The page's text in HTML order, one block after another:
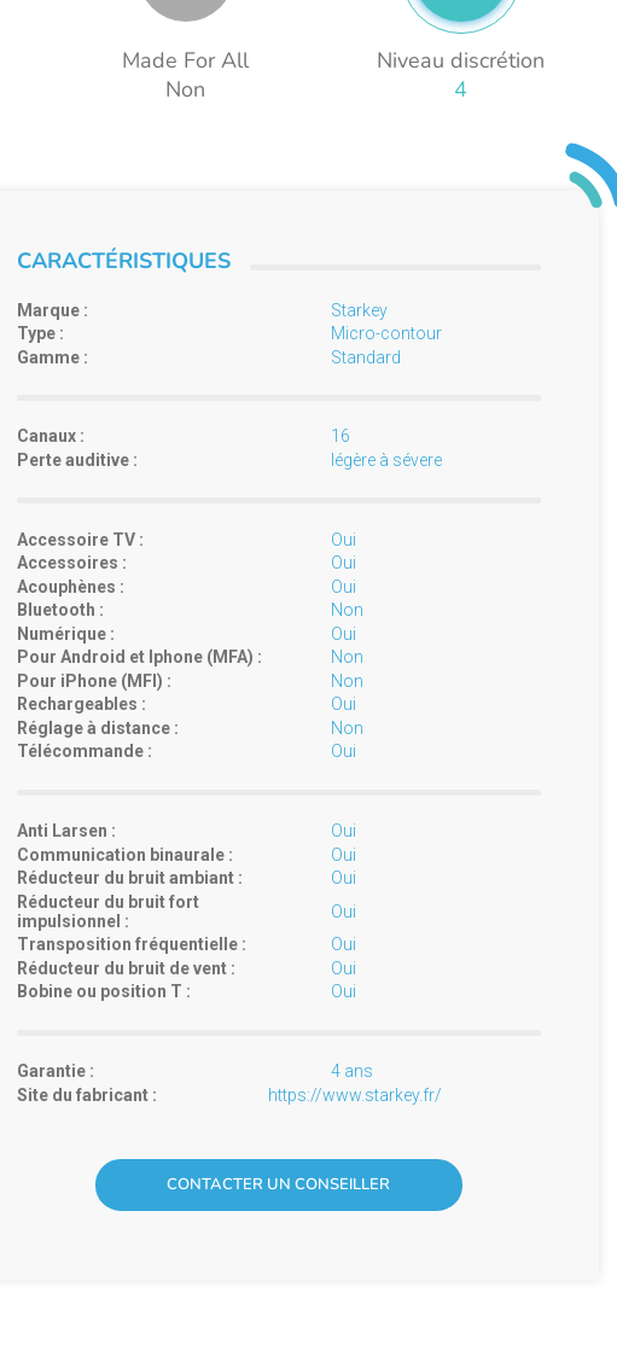
Made For All
Non
Niveau discrétion
4
CARACTÉRISTIQUES
Marque :
Starkey
Type :
Micro-contour
Gamme :
Standard
Canaux :
16
Perte auditive :
légère à sévere
Accessoire TV :
Oui
Accessoires :
Oui
Acouphènes :
Oui
Bluetooth :
Non
Numérique :
Oui
Pour Android et Iphone (MFA) :
Non
Pour iPhone (MFI) :
Non
Rechargeables :
Oui
Réglage à distance :
Non
Télécommande :
Oui
Anti Larsen :
Oui
Communication binaurale :
Oui
Réducteur du bruit ambiant :
Oui
Réducteur du bruit fort
impulsionnel :
Oui
Transposition fréquentielle :
Oui
Réducteur du bruit de vent :
Oui
Bobine ou position T :
Oui
Garantie :
4 ans
Site du fabricant :
https://www.starkey.fr/
CONTACTER UN CONSEILLER